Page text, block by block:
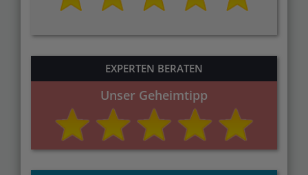
EXPERTEN BERATEN
Unser Geheimtipp